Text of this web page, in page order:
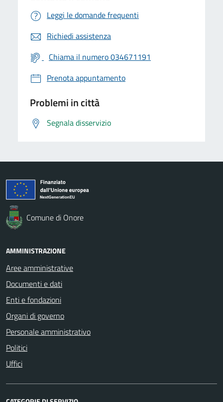
Leggi le domande frequenti
Richiedi assistenza
Chiama il numero 034671191
Prenota appuntamento
Problemi in città
Segnala disservizio
Comune di Onore
AMMINISTRAZIONE
Aree amministrative
Documenti e dati
Enti e fondazioni
Organi di governo
Personale amministrativo
Politici
Uffici